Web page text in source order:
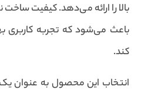
بالا را ارائه می‌دهد. کیفیت ساخت
باعث می‌شود که تجربه کاربری
کند.
انتخاب این محصول به عنوان یک